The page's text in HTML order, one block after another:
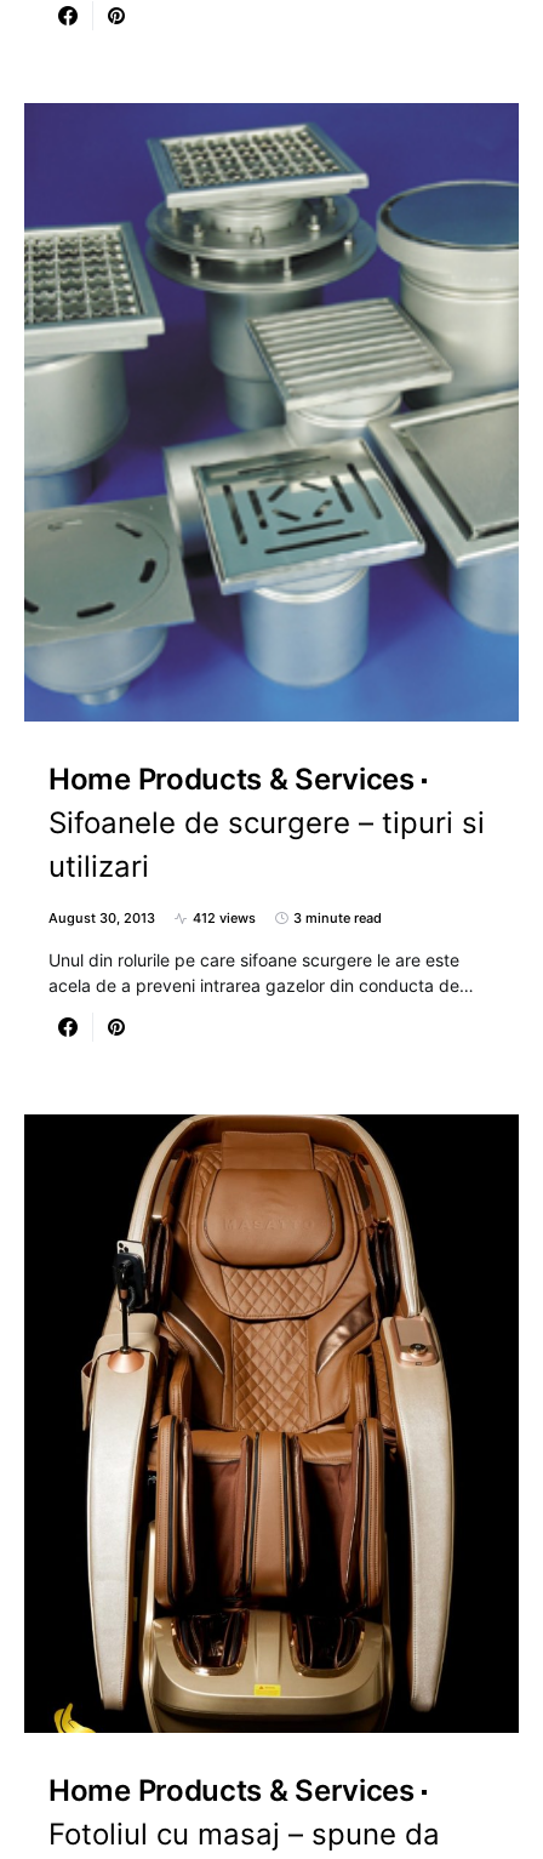
Home Products & Services
Sifoanele de scurgere – tipuri si
utilizari
August 30, 2013 412 views 3 minute read
Unul din rolurile pe care sifoane scurgere le are este
acela de a preveni intrarea gazelor din conducta de…
Home Products & Services
Fotoliul cu masaj – spune da